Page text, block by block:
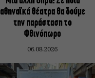
αθηναϊκά θέατρα θα δούμε
την παράσταση το
Φθινόπωρο
06.08.2026